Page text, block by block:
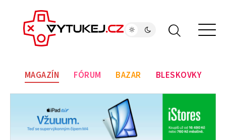
MAGAZÍN FÓRUM BAZAR BLESKOVKY